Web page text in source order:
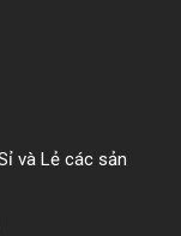
và Lẻ các sản